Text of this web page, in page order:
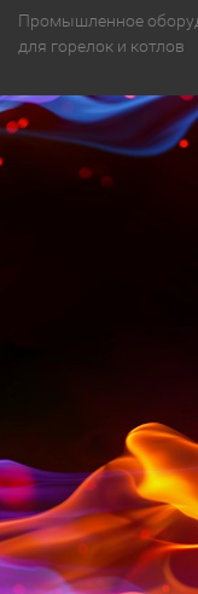
Промышленное
для горелок и котлов